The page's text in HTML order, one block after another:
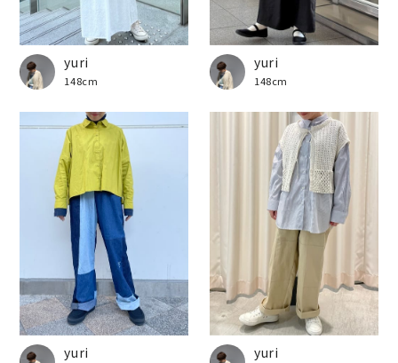
yuri
148cm
yuri
148cm
yuri yuri